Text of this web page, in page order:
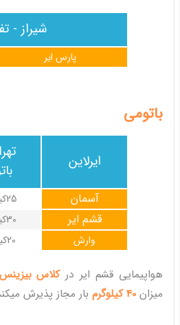
شیراز -
پارس ایر
باتومی
ایرلاین
25کیلوگرم آسمان
30کیلوگرم قشم ایر
20کیلوگرم وارش
هواپیمایی قشم ایر درکلاس بیزینس
میزان 40 کیلوگرم بار مجاز پذیرش